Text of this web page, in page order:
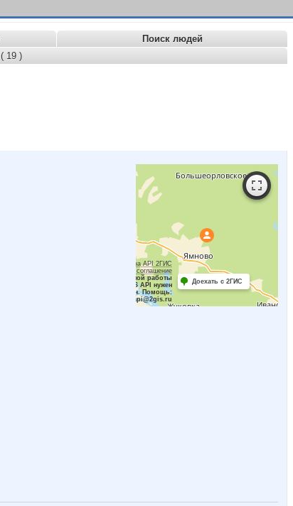
Поиск людей
( 19 )
Работает на API 2ГИС
Лицензионное соглашение
Для корректной работы
Raster JS API нужен
ключ. Помощь:
api@2gis.ru
Доехать с 2ГИС